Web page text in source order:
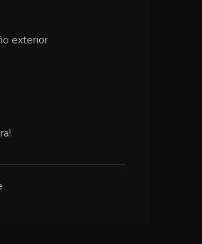
exterior